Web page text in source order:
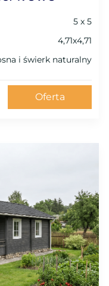
5 x 5
4,71x4,71
i świerk naturalny
Oferta